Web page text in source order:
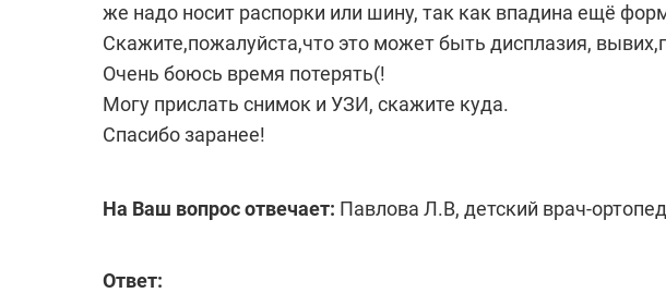
же надо носит распорки или шину, так как впадина ещё
Скажите,пожалуйста,что это может быть дисплазия,
Очень боюсь время потерять(!
Могу прислать снимок и УЗИ, скажите куда.
Спасибо заранее!
На Ваш вопрос отвечает: Павлова Л.В, детский врач-
Ответ: